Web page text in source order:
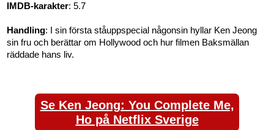
IMDB-karakter: 5.7
Handling: I sin första ståuppspecial någonsin hyllar Ken Jeong
sin fru och berättar om Hollywood och hur filmen Baksmällan
räddade hans liv.
Se Ken Jeong: You Complete Me,
Ho på Netflix Sverige